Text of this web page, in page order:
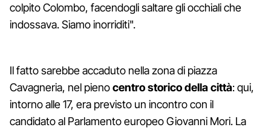
colpito Colombo, facendogli saltare gli occhiali che
indossava. Siamo inorriditi".
Il fatto sarebbe accaduto nella zona di piazza
Cavagneria, nel pienocentro storico della città: qui,
intorno alle 17, era previsto un incontro con il
candidato al Parlamento europeo Giovanni Mori. La